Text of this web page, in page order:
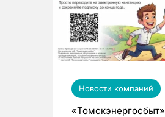
Новости компаний
«Томскэнергосбыт»